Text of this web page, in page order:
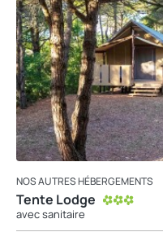
NOS AUTRES HÉBERGEMENTS
Tente Lodge
avec sanitaire